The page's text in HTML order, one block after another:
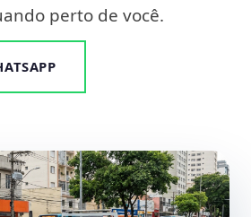
perto de você.